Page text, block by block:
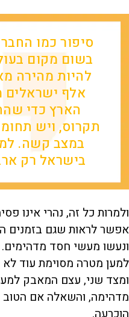
סיפור כמו
בשום מקום
אלף ישראלים
הארץ כדי
תקרוס, ויש
במצב קשה.
בישראל רק
ולמרות כל זה, נהרי אינו
אפשר לראות שגם בזמנים
ונעשו מעשי חסד מדהימים.
למען מטרה מסוימת עוד
ומצד שני, עצם המאבק
מדהימה, והשאלה אם הטוב